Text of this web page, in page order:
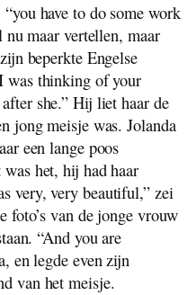
have to do some work
maar vertellen, maar
beperkte Engelse
was thinking of your
she.” Hij liet haar de
jong meisje was. Jolanda
een lange poos
het, hij had haar
very, very beautiful,” zei
foto’s van de jonge vrouw
“And you are
en legde even zijn
van het meisje.